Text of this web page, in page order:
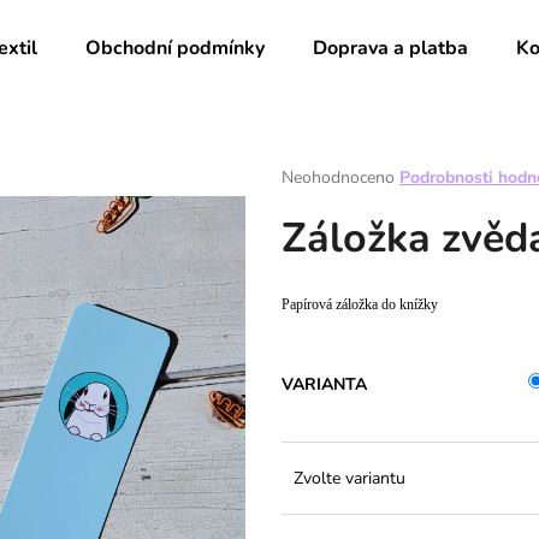
Obchodní podmínky Doprava a platba
Průměrné
produktu
je
5
Neohodnoceno Podrobnosti
Záložka
Papírová záložka do knížky
VARIANTA
Zvolte variantu
HLEDAT
Doporučujeme